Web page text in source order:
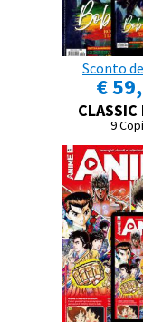
Sconto
€
CLASSIC
9